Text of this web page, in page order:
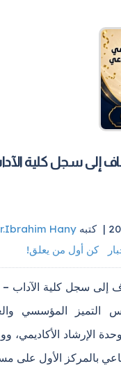
إلى سجل كلية
كتبه Hany
كن أول من يعلق!
إلى سجل كلية الآداب –
التميز المؤسسي
الإرشاد الأكاديمي،
بالمركز الأول على